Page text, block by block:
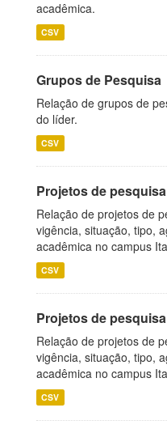
acadêmica.
CSV
Grupos de Pesquisa
Relação de grupos de
do líder.
CSV
Projetos de
Relação de projetos de
vigência, situação, tipo,
acadêmica no campus
CSV
Projetos de
Relação de projetos de
vigência, situação, tipo,
acadêmica no campus
CSV